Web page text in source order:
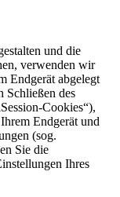
und die
verwenden wir
Endgerät abgelegt
Schließen des
Cookies“),
Endgerät und
(sog.
Sie die
Ihres